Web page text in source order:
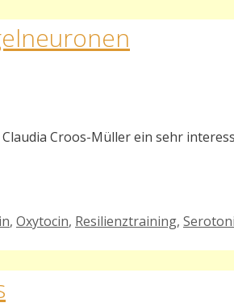
Croos-Müller ein sehr
, Oxytocin, Resilienztraining,